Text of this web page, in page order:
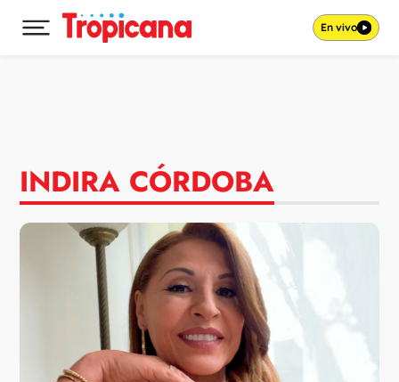
Desplegar menú principal En vivo
INDIRA CÓRDOBA